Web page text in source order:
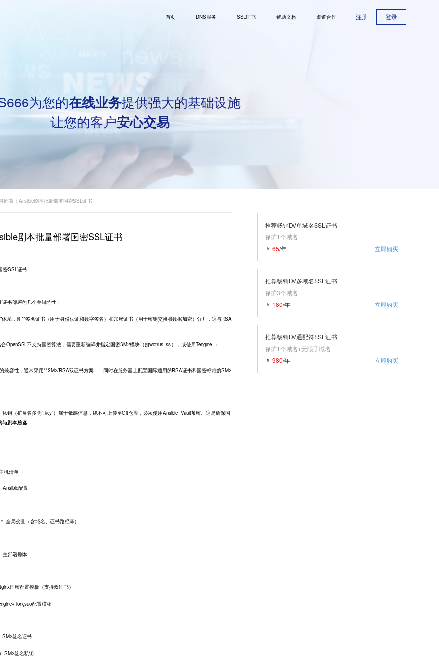
首页 DNS服务 SSL证书 帮助文档 渠道合作 注册 登录
为您的在线业务提供强大的基础设施
让您的客户安心交易
部署：Ansible剧本批量部署国密SSL证书
剧本批量部署国密SSL证书
密SSL证书
书部署的几个关键特性：
系，即**签名证书（用于身份认证和数字签名）和加密证书（用于密钥交换和数据加密）分开，这与RSA
OpenSSL不支持国密算法，需要重新编译并指定国密SM2模块（如wotrus_ssl），或使用Tengine +
兼容性，通常采用**SM2/RSA双证书方案——同时在服务器上配置国际通用的RSA证书和国密标准的SM2
钥（扩展名多为`.key`）属于敏感信息，绝不可上传至Git仓库，必须使用Ansible Vault加密。这是确保国
与剧本总览
单
配置
域名、证书路径等）
署剧本
配置模板（支持双证书）
配置模板
签名证书
签名私钥
推荐畅销DV单域名SSL证书
保护1个域名
立即购买
￥ 65/年
推荐畅销DV多域名SSL证书
保护3个域名
立即购买
￥ 180/年
推荐畅销DV通配符SSL证书
保护1个域名+无限子域名
立即购买
￥ 980/年